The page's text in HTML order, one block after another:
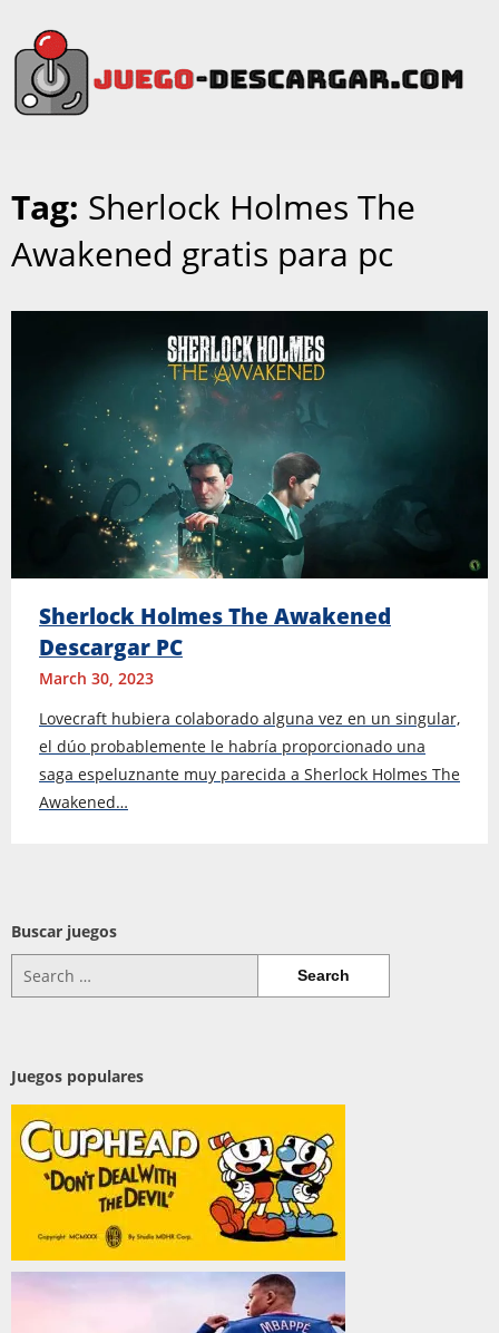
Tag: Sherlock Holmes The
Awakened gratis para pc
Sherlock Holmes The Awakened
Descargar PC
March 30, 2023
Lovecraft hubiera colaborado alguna vez en un singular,
el dúo probablemente le habría proporcionado una
saga espeluznante muy parecida a Sherlock Holmes The
Awakened…
Buscar juegos
for:
Juegos populares